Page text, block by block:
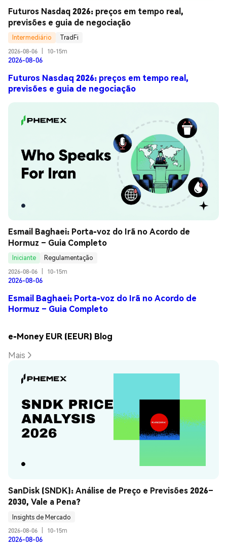
Futuros Nasdaq 2026: preços em tempo real,
previsões e guia de negociação
Intermediário
TradFi
2026-08-06
10-15m
2026-08-06
Futuros Nasdaq 2026: preços em tempo real,
previsões e guia de negociação
Esmail Baghaei: Porta-voz do Irã no Acordo de
Hormuz – Guia Completo
Iniciante
Regulamentação
2026-08-06
10-15m
2026-08-06
Esmail Baghaei: Porta-voz do Irã no Acordo de
Hormuz – Guia Completo
e-Money EUR (EEUR) Blog
Mais
SanDisk (SNDK): Análise de Preço e Previsões 2026–
2030, Vale a Pena?
Insights de Mercado
2026-08-06
10-15m
2026-08-06